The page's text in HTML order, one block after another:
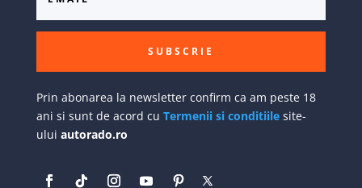
SUBSCRIE
Prin abonarea la newsletter confirm ca am peste 18
ani si sunt de acord cu Termenii si conditiilesite-
ului autorado.ro